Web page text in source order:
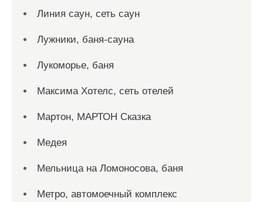
Линия саун, сеть саун
Лужники, баня-сауна
Лукоморье, баня
Максима Хотелс, сеть отелей
Мартон, МАРТОН Сказка
Медея
Мельница на Ломоносова, баня
Метро, автомоечный комплекс